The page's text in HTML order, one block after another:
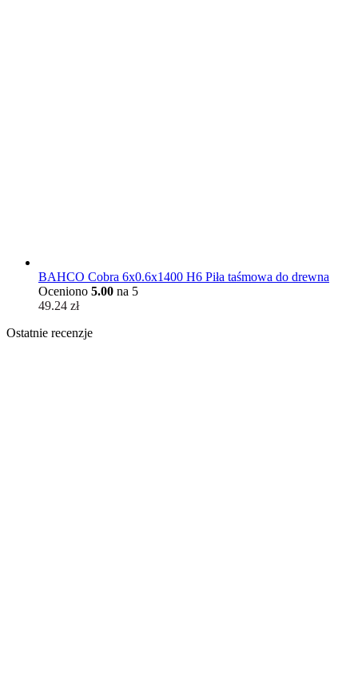
BAHCO Cobra 6x0.6x1400 H6 Piła taśmowa do drewna
Oceniono 5.00 na 5
49.24 zł
Ostatnie recenzje